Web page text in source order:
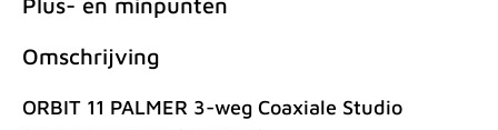
Omschrijving
ORBIT 11 PALMER 3-weg Coaxiale Studio